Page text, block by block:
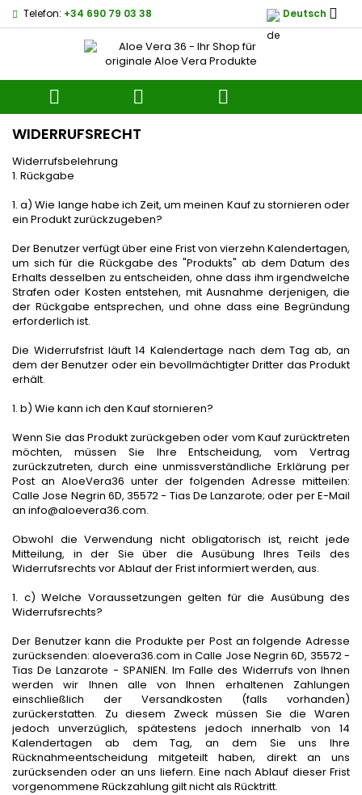
Telefon: +34 690 79 03 38 Deutsch 
  
WIDERRUFSRECHT
Widerrufsbelehrung
1. Rückgabe
1. a) Wie lange habe ich Zeit, um meinen Kauf zu stornieren oder
ein Produkt zurückzugeben?
Der Benutzer verfügt über eine Frist von vierzehn Kalendertagen,
um sich für die Rückgabe des "Produkts" ab dem Datum des
Erhalts desselben zu entscheiden, ohne dass ihm irgendwelche
Strafen oder Kosten entstehen, mit Ausnahme derjenigen, die
der Rückgabe entsprechen, und ohne dass eine Begründung
erforderlich ist.
Die Widerrufsfrist läuft 14 Kalendertage nach dem Tag ab, an
dem der Benutzer oder ein bevollmächtigter Dritter das Produkt
erhält.
1. b) Wie kann ich den Kauf stornieren?
Wenn Sie das Produkt zurückgeben oder vom Kauf zurücktreten
möchten, müssen Sie Ihre Entscheidung, vom Vertrag
zurückzutreten, durch eine unmissverständliche Erklärung per
Post an AloeVera36 unter der folgenden Adresse mitteilen:
Calle Jose Negrin 6D, 35572 - Tias De Lanzarote; oder per E-Mail
an info@aloevera36.com.
Obwohl die Verwendung nicht obligatorisch ist, reicht jede
Mitteilung, in der Sie über die Ausübung Ihres Teils des
Widerrufsrechts vor Ablauf der Frist informiert werden, aus.
1. c) Welche Voraussetzungen gelten für die Ausübung des
Widerrufsrechts?
Der Benutzer kann die Produkte per Post an folgende Adresse
zurücksenden: aloevera36.com in Calle Jose Negrin 6D, 35572 -
Tias De Lanzarote - SPANIEN. Im Falle des Widerrufs von Ihnen
werden wir Ihnen alle von Ihnen erhaltenen Zahlungen
einschließlich der Versandkosten (falls vorhanden)
zurückerstatten. Zu diesem Zweck müssen Sie die Waren
jedoch unverzüglich, spätestens jedoch innerhalb von 14
Kalendertagen ab dem Tag, an dem Sie uns Ihre
Rücknahmeentscheidung mitgeteilt haben, direkt an uns
zurücksenden oder an uns liefern. Eine nach Ablauf dieser Frist
vorgenommene Rückzahlung gilt nicht als Rücktritt.